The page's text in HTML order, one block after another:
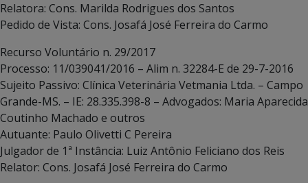
Relatora: Cons. Marilda Rodrigues dos Santos
Pedido de Vista: Cons. Josafá José Ferreira do Carmo
Recurso Voluntário n. 29/2017
Processo: 11/039041/2016 – Alim n. 32284-E de 29-7-2016
Sujeito Passivo: Clínica Veterinária Vetmania Ltda. – Campo
Grande-MS. – IE: 28.335.398-8 – Advogados: Maria Aparecida
Coutinho Machado e outros
Autuante: Paulo Olivetti C Pereira
Julgador de 1ª Instância: Luiz Antônio Feliciano dos Reis
Relator: Cons. Josafá José Ferreira do Carmo